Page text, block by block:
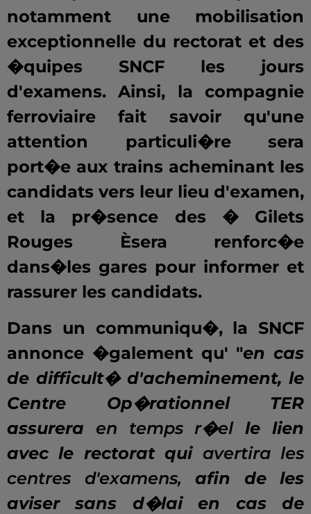
notamment une mobilisation
exceptionnelle du rectorat et des
�quipes SNCF les jours
d'examens. Ainsi, la compagnie
ferroviaire fait savoir qu'une
attention particuli�re sera
port�e aux trains acheminant les
candidats vers leur lieu d'examen,
et la pr�sence des � Gilets
Rouges Èsera renforc�e
dans�les gares pour informer et
rassurer les candidats.
Dans un communiqu�, la SNCF
annonce �galement qu' "en cas
de difficult� d'acheminement, le
Centre Op�rationnel TER
assurera en temps r�el le lien
avec le rectorat qui avertira les
centres d'examens, afin de les
aviser sans d�lai en cas de